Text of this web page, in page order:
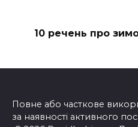
10 речень про
Повне або часткове
за наявності активного